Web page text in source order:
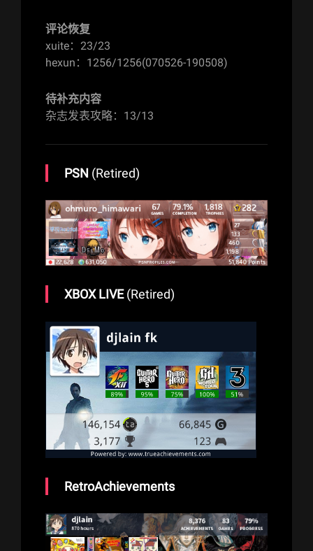
评论恢复
xuite：23/23
hexun：1256/1256(070526-190508)
待补充内容
杂志发表攻略：13/13
PSN (Retired)
XBOX LIVE(Retired)
RetroAchievements